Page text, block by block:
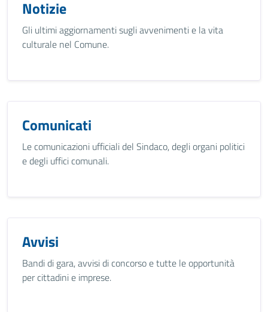
Notizie
Gli ultimi aggiornamenti sugli avvenimenti e la vita
culturale nel Comune.
Comunicati
Le comunicazioni ufficiali del Sindaco, degli organi politici
e degli uffici comunali.
Avvisi
Bandi di gara, avvisi di concorso e tutte le opportunità
per cittadini e imprese.